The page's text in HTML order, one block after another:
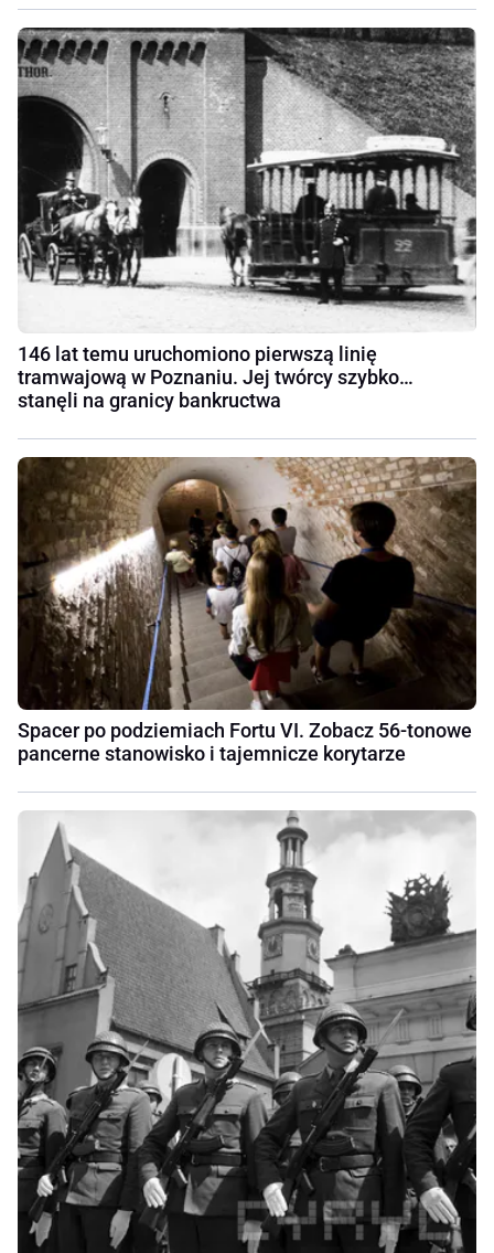
146 lat temu uruchomiono pierwszą linię
tramwajową w Poznaniu. Jej twórcy szybko…
stanęli na granicy bankructwa
Spacer po podziemiach Fortu VI. Zobacz 56-tonowe
pancerne stanowisko i tajemnicze korytarze